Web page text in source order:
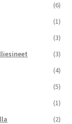
(6)
(1)
(3)
(3)
(4)
(5)
(1)
(2)